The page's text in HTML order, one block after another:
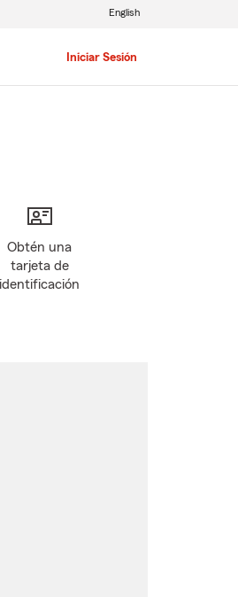
Iniciar Sesión
English
Obtén una
tarjeta de
identificación